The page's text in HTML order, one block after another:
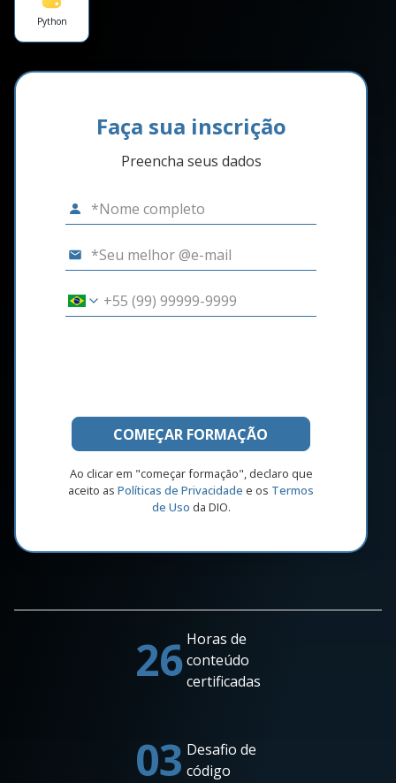
Python
Faça sua inscrição
Preencha seus dados
COMEÇAR FORMAÇÃO
Ao clicar em "começar formação", declaro que
aceito as Políticas de Privacidade e os Termos
de Uso da DIO.
26 Horas de
conteúdo
certificadas
03 Desafio de
código